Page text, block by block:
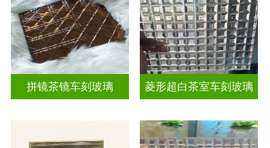
拼镜茶镜车刻玻璃 菱形超白茶室车刻玻璃